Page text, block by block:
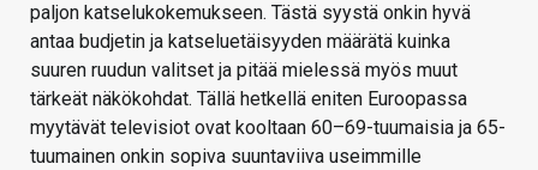
paljon katselukokemukseen. Tästä syystä onkin hyvä
antaa budjetin ja katseluetäisyyden määrätä kuinka
suuren ruudun valitset ja pitää mielessä myös muut
tärkeät näkökohdat. Tällä hetkellä eniten Euroopassa
myytävät televisiot ovat kooltaan 60–69-tuumaisia ja 65-
tuumainen onkin sopiva suuntaviiva useimmille